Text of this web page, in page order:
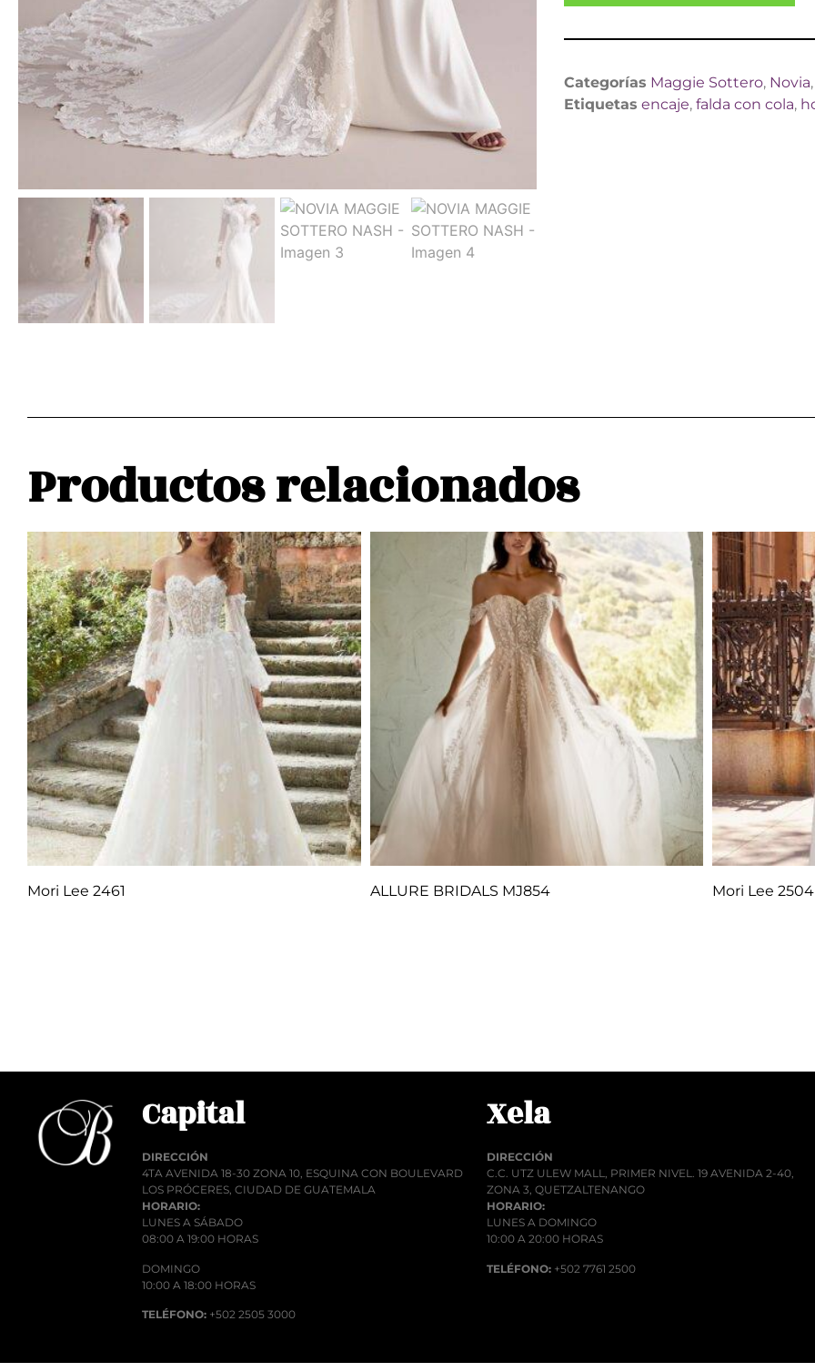
Categorías Maggie Sottero, Novia
Etiquetas encaje, falda con cola,
Productos relacionados
Mori Lee 2461 ALLURE BRIDALS MJ854 Mori Lee 2504
Capital
DIRECCIÓN
4TA AVENIDA 18-30 ZONA 10, ESQUINA CON BOULEVARD
LOS PRÓCERES, CIUDAD DE GUATEMALA
HORARIO:
LUNES A SÁBADO
08:00 A 19:00 HORAS
DOMINGO
10:00 A 18:00 HORAS
TELÉFONO: +502 2505 3000
Xela
DIRECCIÓN
C.C. UTZ ULEW MALL, PRIMER NIVEL. 19 AVENIDA 2-40,
ZONA 3, QUETZALTENANGO
HORARIO:
LUNES A DOMINGO
10:00 A 20:00 HORAS
TELÉFONO:+502 7761 2500